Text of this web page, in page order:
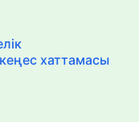
хаттамасы